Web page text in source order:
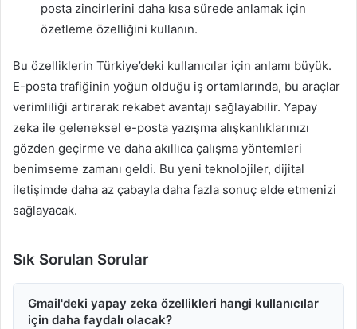
posta zincirlerini daha kısa sürede anlamak için
özetleme özelliğini kullanın.
Bu özelliklerin Türkiye’deki kullanıcılar için anlamı büyük.
E-posta trafiğinin yoğun olduğu iş ortamlarında, bu araçlar
verimliliği artırarak rekabet avantajı sağlayabilir. Yapay
zeka ile geleneksel e-posta yazışma alışkanlıklarınızı
gözden geçirme ve daha akıllıca çalışma yöntemleri
benimseme zamanı geldi. Bu yeni teknolojiler, dijital
iletişimde daha az çabayla daha fazla sonuç elde etmenizi
sağlayacak.
Sık Sorulan Sorular
Gmail'deki yapay zeka özellikleri hangi kullanıcılar
için daha faydalı olacak?